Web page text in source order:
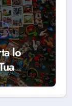
lo